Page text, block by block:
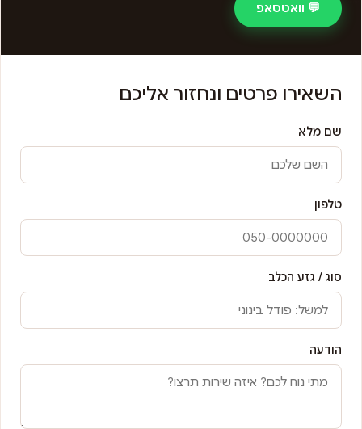
💬 וואטסאפ
השאירו פרטים ונחזור אליכם
שם מלא
טלפון
סוג / גזע הכלב
הודעה